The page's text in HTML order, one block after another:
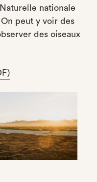
nationale
peut y voir des
des oiseaux